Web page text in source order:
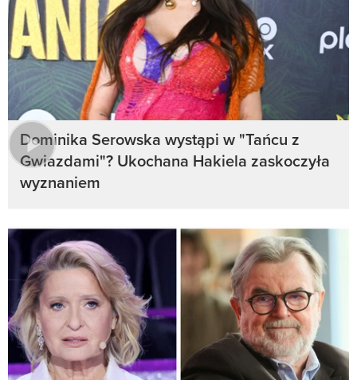
Dominika Serowska wystąpi w "Tańcu z
Gwiazdami"? Ukochana Hakiela zaskoczyła
wyznaniem